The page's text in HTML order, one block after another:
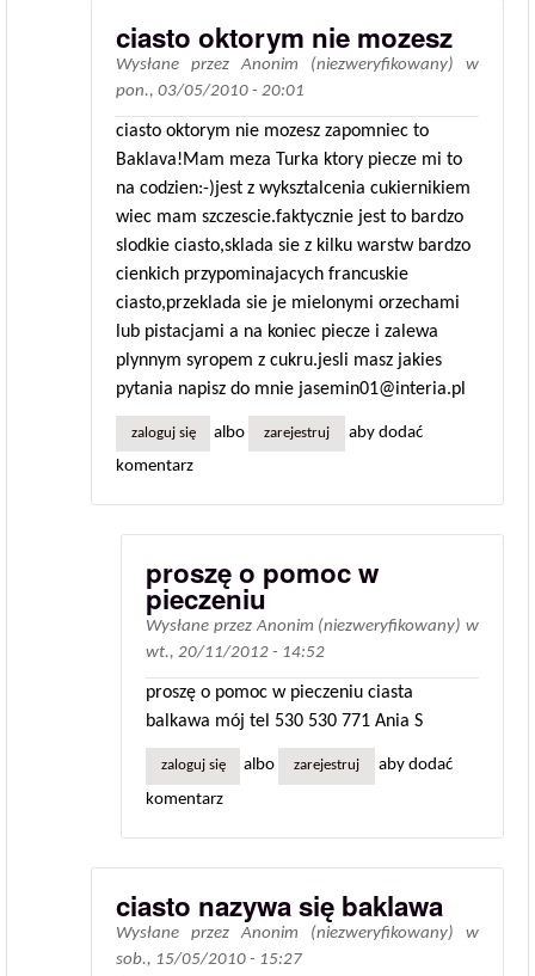
ciasto oktorym nie mozesz
Wysłane przezAnonim (niezweryfikowany) w
pon., 03/05/2010 - 20:01
ciasto oktorym nie mozesz zapomniec to
Baklava!Mam meza Turka ktory piecze mi to
na codzien:-)jest z wyksztalcenia cukiernikiem
wiec mam szczescie.faktycznie jest to bardzo
slodkie ciasto,sklada sie z kilku warstw bardzo
cienkich przypominajacych francuskie
ciasto,przeklada sie je mielonymi orzechami
lub pistacjami a na koniec piecze i zalewa
plynnym syropem z cukru.jesli masz jakies
pytania napisz do mnie jasemin01@interia.pl
zaloguj się albo zarejestruj
aby dodać
komentarz
proszę o pomoc w
pieczeniu
Wysłane przezAnonim (niezweryfikowany) w
wt., 20/11/2012 - 14:52
proszę o pomoc w pieczeniu ciasta
balkawa mój tel 530 530 771 Ania S
zaloguj się albo zarejestruj
aby dodać
komentarz
ciasto nazywa się baklawa
Wysłane przezAnonim (niezweryfikowany) w
sob., 15/05/2010 - 15:27